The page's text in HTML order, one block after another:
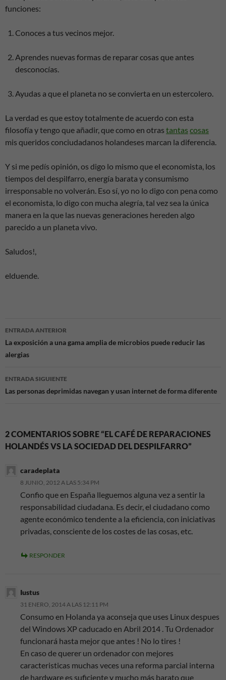
funciones:
Conoces a tus vecinos mejor.
Aprendes nuevas formas de reparar cosas que antes
desconocías.
Ayudas a que el planeta no se convierta en un estercolero.
La verdad es que estoy totalmente de acuerdo con esta
filosofía y tengo que añadir, que como en otras tantas cosas
mis queridos conciudadanos holandeses marcan la diferencia.
Y si me pedís opinión, os digo lo mismo que el economista, los
tiempos del despilfarro, energía barata y consumismo
irresponsable no volverán. Eso sí, yo no lo digo con pena como
el economista, lo digo con mucha alegría, tal vez sea la única
manera en la que las nuevas generaciones hereden algo
parecido a un planeta vivo.
Saludos!,
elduende.
Navegación
de
entradas
ENTRADA ANTERIOR
La exposición a una gama amplia de microbios puede reducir las
alergias
ENTRADA SIGUIENTE
Las personas deprimidas navegan y usan internet de forma diferente
2 COMENTARIOS SOBRE “EL CAFÉ DE REPARACIONES
HOLANDÉS VS LA SOCIEDAD DEL DESPILFARRO”
caradeplata
8 JUNIO, 2012 A LAS 5:34 PM
Confio que en España lleguemos alguna vez a sentir la
responsabilidad ciudadana. Es decir, el ciudadano como
agente económico tendente a la eficiencia, con iniciativas
privadas, consciente de los costes de las cosas, etc.
RESPONDER
Iustus
31 ENERO, 2014 A LAS 12:11 PM
Consumo en Holanda ya aconseja que uses Linux despues
del Windows XP caducado en Abril 2014 . Tu Ordenador
funcionará hasta mejor que antes ! No lo tires !
En caso de querer un ordenador con mejores
caracteristicas muchas veces una reforma parcial interna
de hardware es suficiente y mucho más barato que